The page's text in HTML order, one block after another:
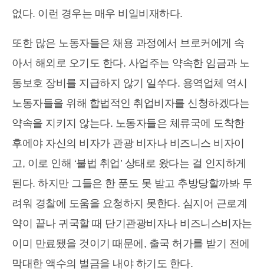
없다. 이런 경우는 매우 비일비재하다.
또한 많은 노동자들은 채용 과정에서 브로커에게 속
아서 해외로 오기도 한다. 사업주는 약속한 임금과 노
동보호 장비를 지급하지 않기 일쑤다. 용역업체 역시
노동자들을 위해 합법적인 취업비자를 신청하겠다는
약속을 지키지 않는다. 노동자들은 체류국에 도착한
후에야 자신의 비자가 관광 비자나 비즈니스 비자이
고, 이로 인해 ‘불법 취업’ 상태로 왔다는 걸 인지하게
된다. 하지만 그들은 한 푼도 못 받고 추방당할까봐 두
려워 경찰에 도움을 요청하지 못한다. 심지어 근로계
약이 끝나 귀국할 때 단기관광비자나 비즈니스비자는
이미 만료됐을 것이기 때문에, 출국 허가를 받기 전에
막대한 액수의 벌금을 내야 하기도 한다.